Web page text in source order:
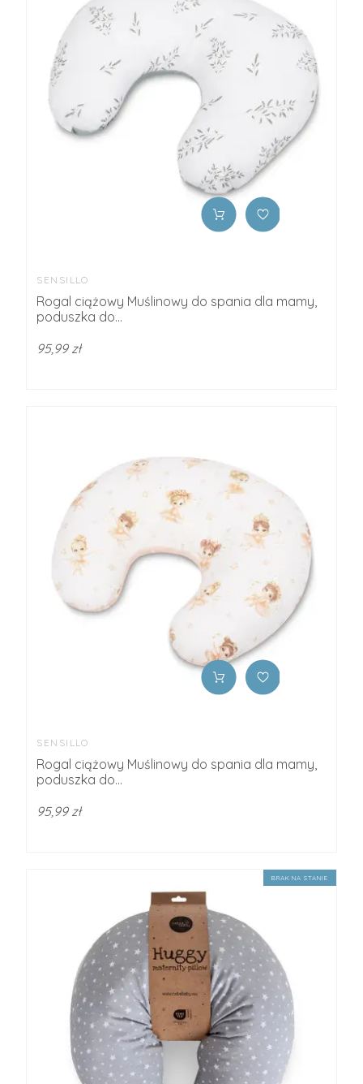
SENSILLO
Rogal ciążowy Muślinowy do spania dla mamy,
poduszka do...
95,99 zł
SENSILLO
Rogal ciążowy Muślinowy do spania dla mamy,
poduszka do...
95,99 zł
BRAK NA STANIE